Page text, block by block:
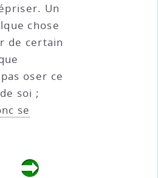
Un
chose
de certain
oser ce
soi ;
se